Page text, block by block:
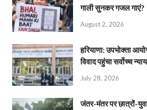
गाली सुनकर गजल गाएं?
August 2, 2026
हरियाणा: उपभोक्ता
विवाद पहुंचा सर्वोच्च
July 28, 2026
जंतर-मंतर पर छात्रों-